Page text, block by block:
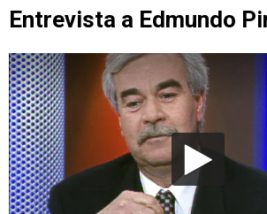
Entrevista a Edmundo